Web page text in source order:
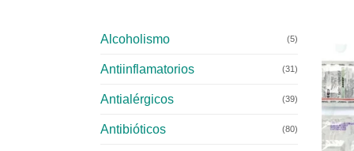
Alcoholismo (5)
Antiinflamatorios (31)
Antialérgicos (39)
Antibióticos (80)